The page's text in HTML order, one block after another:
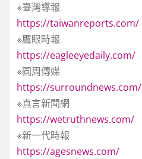
※臺灣導報
https://taiwanreports.com/
※鷹眼時報
https://eagleeyedaily.com/
※圓周傳媒
https://surroundnews.com/
※真言新聞網
https://wetruthnews.com/
※新一代時報
https://agesnews.com/